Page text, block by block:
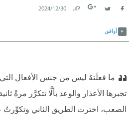
30‏/12‏/2024
أوافق
ما فعلَتهُ ليس من جنس الأفعال التي
تجبرها الأعذار والوعد بألَّا تتكرَّر مرةً
الصعب، اخترت الطريق الثاني وتكوِّرتُ